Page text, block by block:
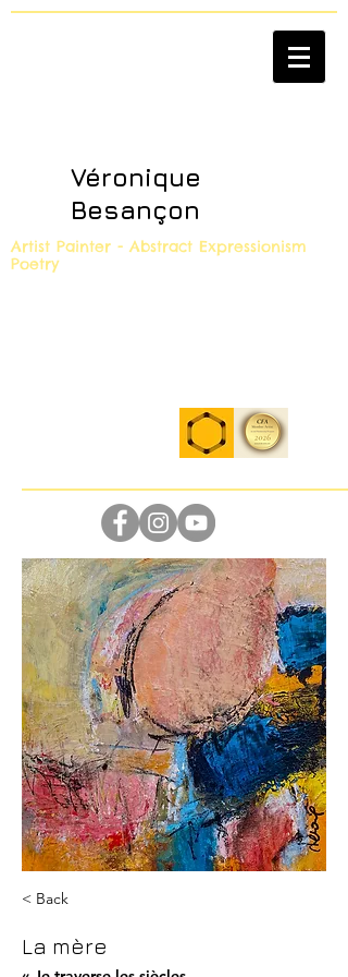
Véronique
Besançon
Artist Painter - Abstract Expressionism
Poetry
< Back
La mère